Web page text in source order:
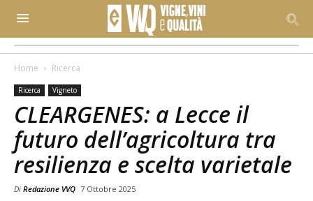
Home Ricerca
Ricerca Vigneto
CLEARGENES: a Lecce il
futuro dell’agricoltura tra
resilienza e scelta varietale
Di Redazione VVQ 7 Ottobre 2025